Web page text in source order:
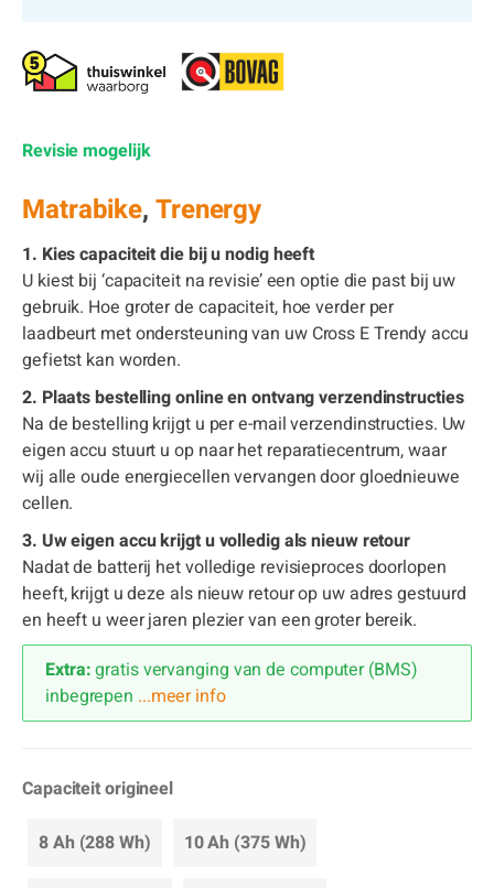
Revisie mogelijk
Matrabike, Trenergy
1. Kies capaciteit die bij u nodig heeft
U kiest bij ‘capaciteit na revisie’ een optie die past bij uw
gebruik. Hoe groter de capaciteit, hoe verder per
laadbeurt met ondersteuning van uw Cross E Trendy accu
gefietst kan worden.
2. Plaats bestelling online en ontvang verzendinstructies
Na de bestelling krijgt u per e-mail verzendinstructies. Uw
eigen accu stuurt u op naar het reparatiecentrum, waar
wij alle oude energiecellen vervangen door gloednieuwe
cellen.
3. Uw eigen accu krijgt u volledig als nieuw retour
Nadat de batterij het volledige revisieproces doorlopen
heeft, krijgt u deze als nieuw retour op uw adres gestuurd
en heeft u weer jaren plezier van een groter bereik.
Extra:gratis vervanging van de computer (BMS)
inbegrepen ...meer info
Capaciteit origineel
8 Ah (288 Wh) 10 Ah (375 Wh)